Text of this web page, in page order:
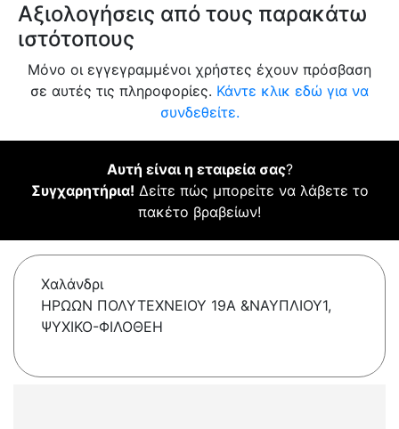
Αξιολογήσεις από τους παρακάτω
ιστότοπους
Μόνο οι εγγεγραμμένοι χρήστες έχουν πρόσβαση
σε αυτές τις πληροφορίες. Κάντε κλικ εδώ για να
συνδεθείτε.
Αυτή είναι η εταιρεία σας?
Συγχαρητήρια! Δείτε πώς μπορείτε να λάβετε το
πακέτο βραβείων!
Χαλάνδρι
ΗΡΩΩΝ ΠΟΛΥΤΕΧΝΕΙΟΥ 19Α &ΝΑΥΠΛΙΟΥ1,
ΨΥΧΙΚΟ-ΦΙΛΟΘΕΗ